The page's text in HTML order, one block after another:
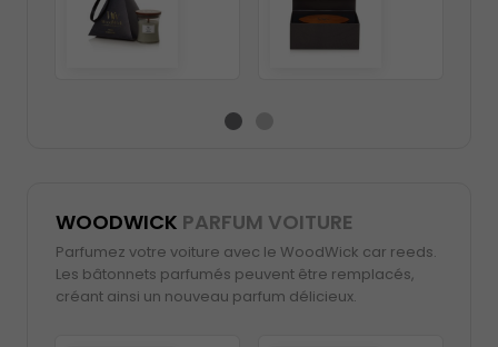
WOODWICK PARFUM VOITURE
Parfumez votre voiture avec le WoodWick car reeds.
Les bâtonnets parfumés peuvent être remplacés,
créant ainsi un nouveau parfum délicieux.